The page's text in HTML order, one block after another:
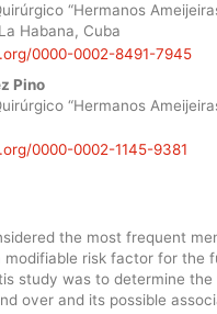
“Hermanos
Habana, Cuba
0000-0002-8491-7945
Pino
“Hermanos
0000-0002-1145-9381
the most frequent
risk factor for the
study was to determine
over and its possible